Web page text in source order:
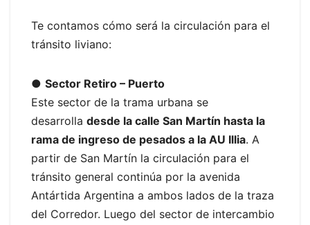
Te contamos cómo será la circulación para el
tránsito liviano:
● Sector Retiro – Puerto
Este sector de la trama urbana se
desarrolla desde la calle San Martín hasta la
rama de ingreso de pesados a la AU Illia. A
partir de San Martín la circulación para el
tránsito general continúa por la avenida
Antártida Argentina a ambos lados de la traza
del Corredor. Luego del sector de intercambio